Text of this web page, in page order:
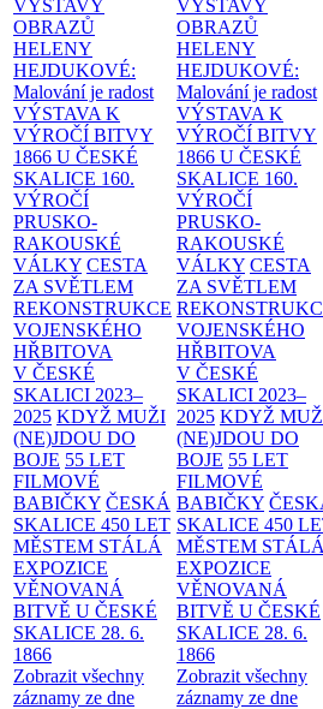
VÝSTAVY
OBRAZŮ
HELENY
HEJDUKOVÉ:
Malování je radost
VÝSTAVA K
VÝROČÍ BITVY
1866 U ČESKÉ
SKALICE 160.
VÝROČÍ
PRUSKO-
RAKOUSKÉ
VÁLKY CESTA
ZA SVĚTLEM
REKONSTRUKCE
VOJENSKÉHO
HŘBITOVA
V ČESKÉ
SKALICI 2023–
2025 KDYŽ MUŽI
(NE)JDOU DO
BOJE 55 LET
FILMOVÉ
BABIČKY ČESKÁ
SKALICE 450 LET
MĚSTEM STÁLÁ
EXPOZICE
VĚNOVANÁ
BITVĚ U ČESKÉ
SKALICE 28. 6.
1866
Zobrazit všechny
záznamy ze dne
VÝSTAVY
OBRAZŮ
HELENY
HEJDUKOVÉ:
Malování je radost
VÝSTAVA K
VÝROČÍ BITVY
1866 U ČESKÉ
SKALICE 160.
VÝROČÍ
PRUSKO-
RAKOUSKÉ
VÁLKY CESTA
ZA SVĚTLEM
VOJENSKÉHO
HŘBITOVA
V ČESKÉ
SKALICI 2023–
2025 KDYŽ
(NE)JDOU DO
BOJE 55 LET
FILMOVÉ
BABIČKY
SKALICE 450
MĚSTEM STÁLÁ
EXPOZICE
VĚNOVANÁ
BITVĚ U ČESKÉ
SKALICE 28. 6.
1866
Zobrazit všechny
záznamy ze dne